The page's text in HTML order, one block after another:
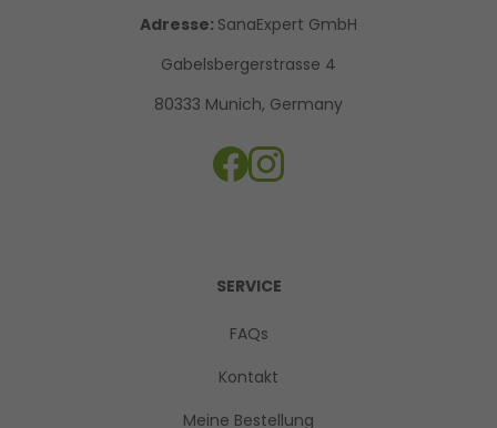
Adresse: SanaExpert GmbH
Gabelsbergerstrasse 4
80333 Munich, Germany
SERVICE
FAQs
Kontakt
Meine Bestellung